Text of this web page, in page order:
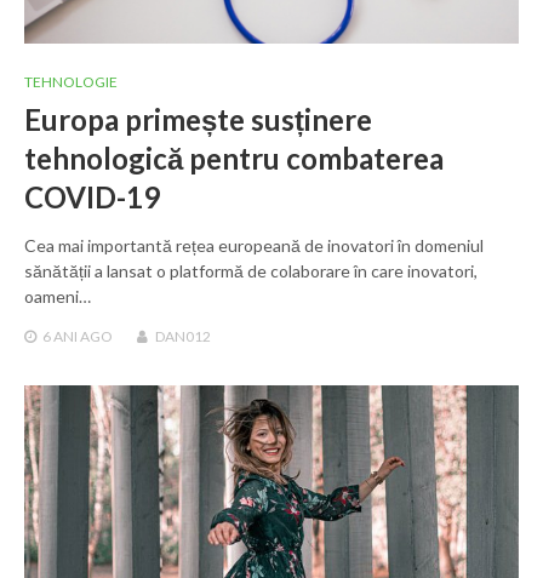
TEHNOLOGIE
Europa primește susținere
tehnologică pentru combaterea
COVID-19
Cea mai importantă rețea europeană de inovatori în domeniul
sănătății a lansat o platformă de colaborare în care inovatori,
oameni…
6 ANI AGO DAN012